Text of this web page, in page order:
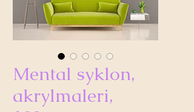
Mental syklon,
akrylmaleri,